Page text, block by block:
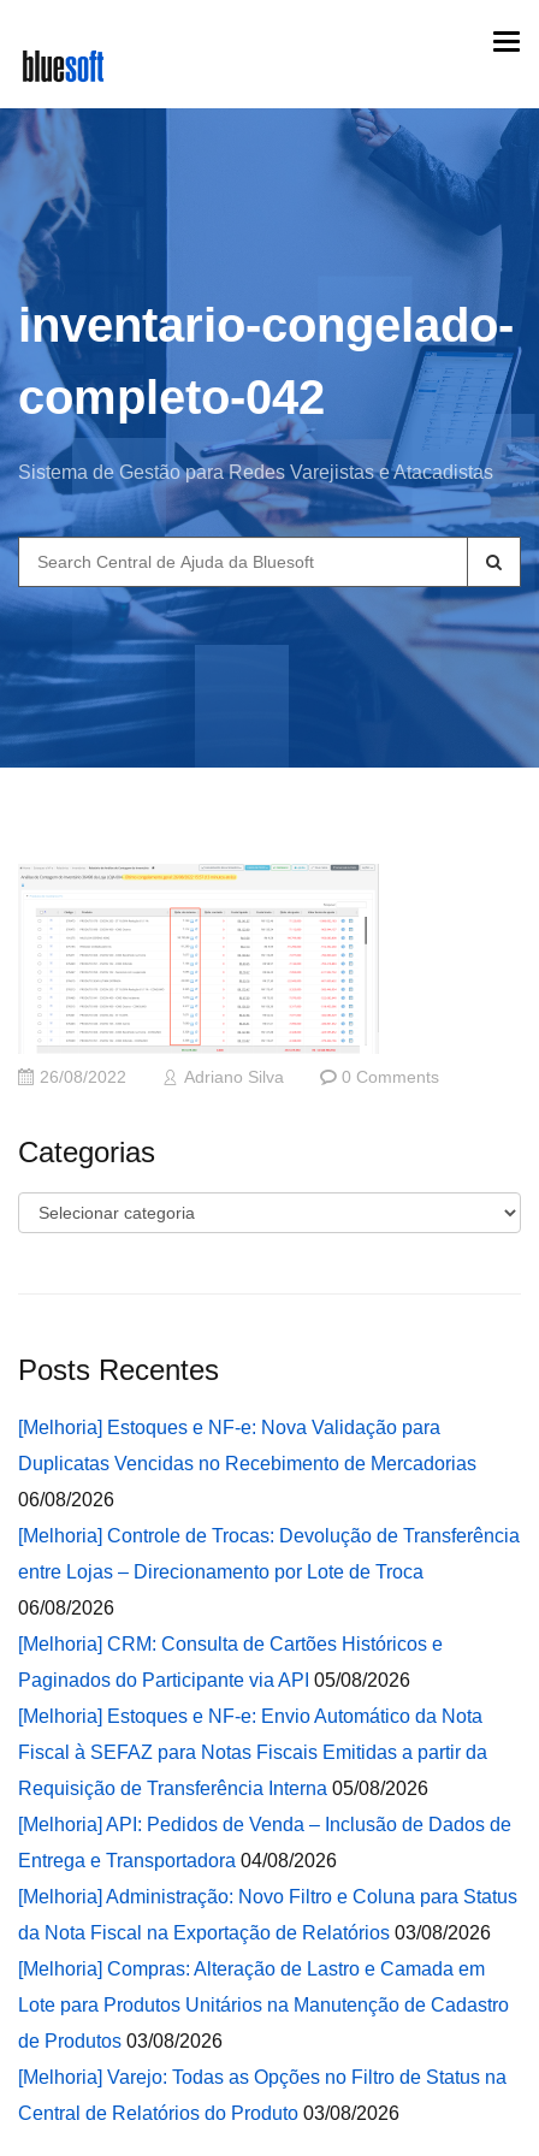
main
content
inventario-congelado-
completo-042
Sistema de Gestão para Redes Varejistas e Atacadistas
Search
for:
26/08/2022 Adriano Silva 0 Comments
Categorias
Categorias
Posts Recentes
[Melhoria] Estoques e NF-e: Nova Validação para
Duplicatas Vencidas no Recebimento de Mercadorias
06/08/2026
[Melhoria] Controle de Trocas: Devolução de Transferência
entre Lojas – Direcionamento por Lote de Troca
06/08/2026
[Melhoria] CRM: Consulta de Cartões Históricos e
Paginados do Participante via API 05/08/2026
[Melhoria] Estoques e NF-e: Envio Automático da Nota
Fiscal à SEFAZ para Notas Fiscais Emitidas a partir da
Requisição de Transferência Interna 05/08/2026
[Melhoria] API: Pedidos de Venda – Inclusão de Dados de
Entrega e Transportadora 04/08/2026
[Melhoria] Administração: Novo Filtro e Coluna para Status
da Nota Fiscal na Exportação de Relatórios 03/08/2026
[Melhoria] Compras: Alteração de Lastro e Camada em
Lote para Produtos Unitários na Manutenção de Cadastro
de Produtos 03/08/2026
[Melhoria] Varejo: Todas as Opções no Filtro de Status na
Central de Relatórios do Produto 03/08/2026